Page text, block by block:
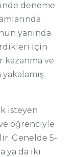
deneme
yanında
için
kazanma ve
isteyen
öğrenciyle
Genelde 5-
ya da iki